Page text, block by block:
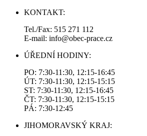
KONTAKT:
Tel./Fax: 515 271 112
E-mail: info@obec-prace.cz
ÚŘEDNÍ HODINY:
PO: 7:30-11:30, 12:15-16:45
ÚT: 7:30-11:30, 12:15-15:15
ST: 7:30-11:30, 12:15-16:45
ČT: 7:30-11:30, 12:15-15:15
PÁ: 7:30-12:45
JIHOMORAVSKÝ KRAJ: